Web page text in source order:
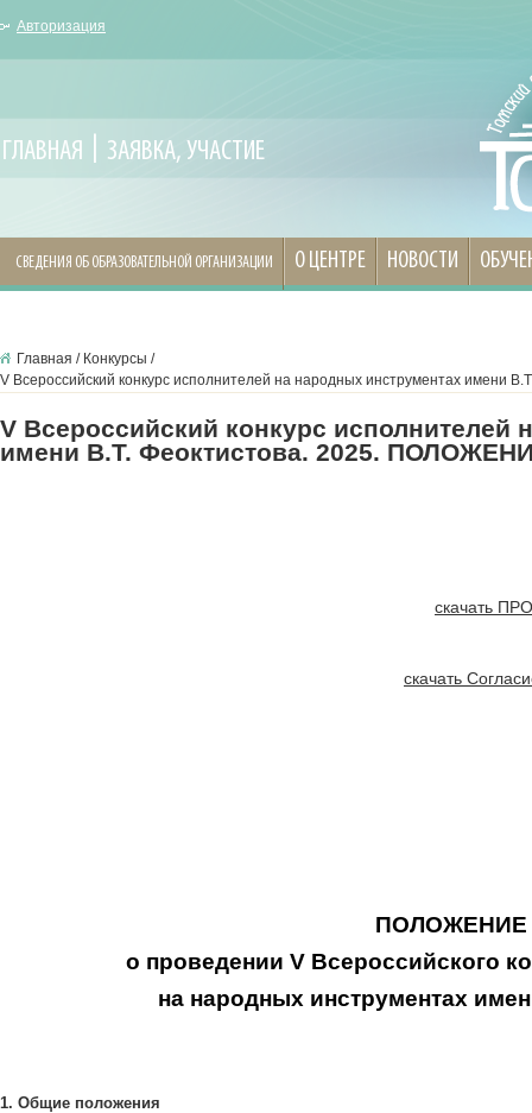
Авторизация
ГЛАВНАЯ ЗАЯВКА, УЧАСТИЕ
СВЕДЕНИЯ ОБ ОБРАЗОВАТЕЛЬНОЙ ОРГАНИЗАЦИИ О ЦЕНТРЕ НОВОСТИ
Главная / Конкурсы /
V Всероссийский конкурс исполнителей на народных инструментах имени
V Всероссийский конкурс исполнителей
имени В.Т. Феоктистова. 2025.
скачать
скачать
ПОЛОЖЕНИЕ
о проведении V Всероссийского
на народных инструментах
1. Общие положения